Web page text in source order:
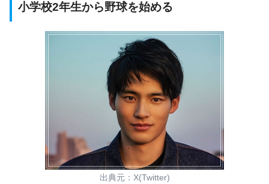
小学校2年生から野球を始める
出典元：X(Twitter)